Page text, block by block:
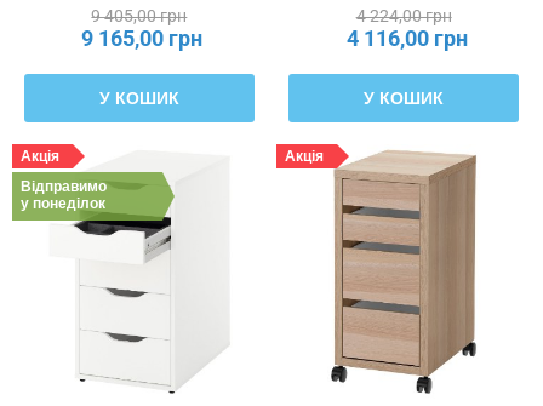
9 405,00 грн
9 165,00 грн
У КОШИК
4 224,00 грн
4 116,00 грн
У КОШИК
Акція
Відправимо
у понеділок
Акція